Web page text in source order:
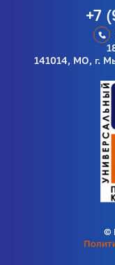
+7
141014, МО, г.
©